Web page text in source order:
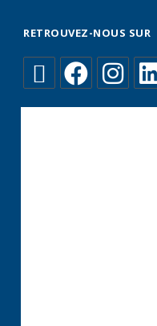
RETROUVEZ-NOUS SUR